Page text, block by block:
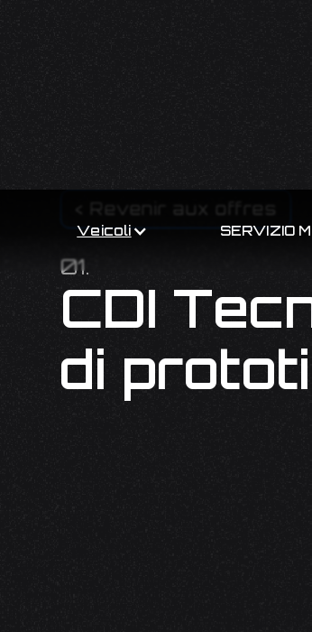
Veicoli SERVIZIO
< Revenir aux offres
01.
CDI
di